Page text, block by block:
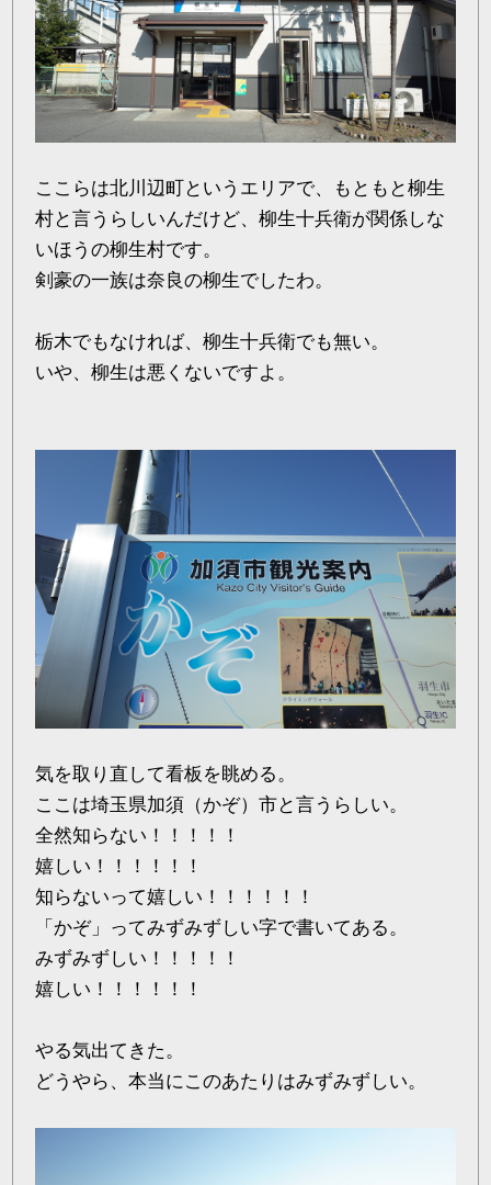
ここらは北川辺町というエリアで、もともと柳生
村と言うらしいんだけど、柳生十兵衛が関係しな
いほうの柳生村です。
剣豪の一族は奈良の柳生でしたわ。
栃木でもなければ、柳生十兵衛でも無い。
いや、柳生は悪くないですよ。
気を取り直して看板を眺める。
ここは埼玉県加須（かぞ）市と言うらしい。
全然知らない！！！！！
嬉しい！！！！！！
知らないって嬉しい！！！！！！
「かぞ」ってみずみずしい字で書いてある。
みずみずしい！！！！！
嬉しい！！！！！！
やる気出てきた。
どうやら、本当にこのあたりはみずみずしい。